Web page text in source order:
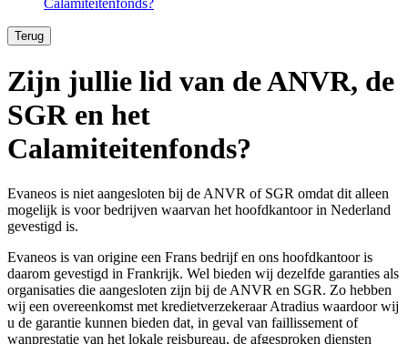
Calamiteitenfonds?
Terug
Zijn jullie lid van de ANVR, de
SGR en het
Calamiteitenfonds?
Evaneos is niet aangesloten bij de ANVR of SGR omdat dit alleen
mogelijk is voor bedrijven waarvan het hoofdkantoor in Nederland
gevestigd is.
Evaneos is van origine een Frans bedrijf en ons hoofdkantoor is
daarom gevestigd in Frankrijk. Wel bieden wij dezelfde garanties als
organisaties die aangesloten zijn bij de ANVR en SGR. Zo hebben
wij een overeenkomst met kredietverzekeraar Atradius waardoor wij
u de garantie kunnen bieden dat, in geval van faillissement of
wanprestatie van het lokale reisbureau, de afgesproken diensten